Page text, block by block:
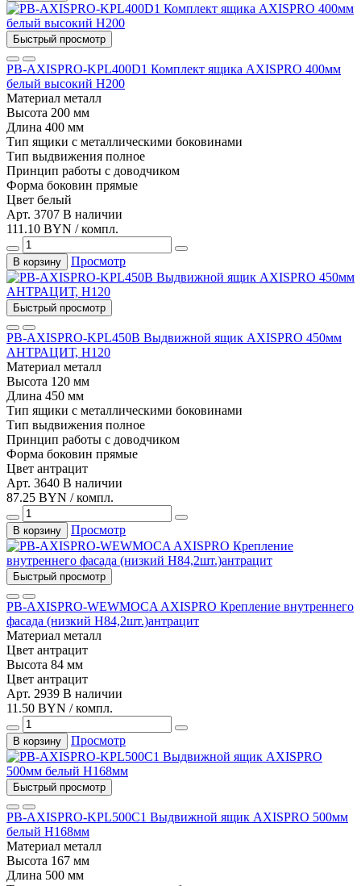
Быстрый просмотр
PB-AXISPRO-KPL400D1 Комплект ящика AXISPRO 400мм
белый высокий Н200
Материал металл
Высота 200 мм
Длина 400 мм
Тип ящики с металлическими боковинами
Тип выдвижения полное
Принцип работы с доводчиком
Форма боковин прямые
Цвет белый
Арт. 3707 В наличии
111.10 BYN / компл.
В корзину Просмотр
Быстрый просмотр
PB-AXISPRO-KPL450B Выдвижной ящик AXISPRO 450мм
АНТРАЦИТ, Н120
Материал металл
Высота 120 мм
Длина 450 мм
Тип ящики с металлическими боковинами
Тип выдвижения полное
Принцип работы с доводчиком
Форма боковин прямые
Цвет антрацит
Арт. 3640 В наличии
87.25 BYN / компл.
В корзину Просмотр
Быстрый просмотр
PB-AXISPRO-WEWMOCA AXISPRO Крепление внутреннего
фасада (низкий Н84,2шт.)антрацит
Материал металл
Цвет антрацит
Высота 84 мм
Цвет антрацит
Арт. 2939 В наличии
11.50 BYN / компл.
В корзину Просмотр
Быстрый просмотр
PB-AXISPRO-KPL500С1 Выдвижной ящик AXISPRO 500мм
белый Н168мм
Материал металл
Высота 167 мм
Длина 500 мм